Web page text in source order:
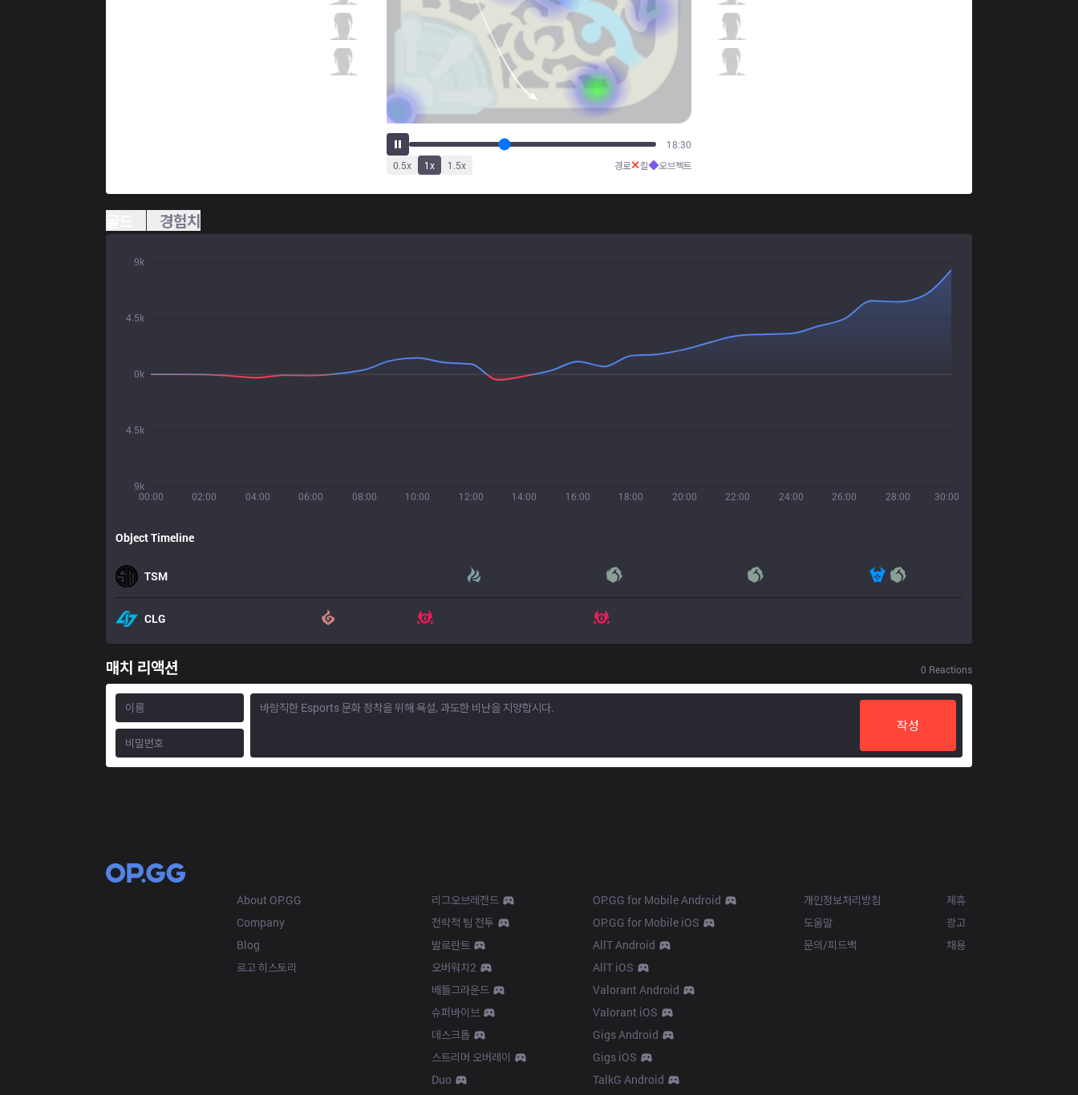
23:17
0.5x 1x 1.5x 경로✕킬◆오브젝트
경험치
00:00 02:00 04:00 06:00 08:00 10:00 12:00 14:00 16:00 18:00 20:00 22:00 24:00 26:00 28:00 30:00
9k
4.5k
0k
4.5k
9k
Object Timeline
TSM
CLG
매치 리액션 0 Reactions
작성
About OP.GG
Company
Blog
로고 히스토리
리그오브레전드
전략적 팀 전투
발로란트
오버워치2
배틀그라운드
슈퍼바이브
데스크톱
스트리머 오버레이
Duo
OP.GG for Mobile Android
OP.GG for Mobile iOS
AllT Android
AllT iOS
Valorant Android
Valorant iOS
Gigs Android
Gigs iOS
TalkG Android
개인정보처리방침
도움말
문의/피드백
제휴
광고
채용